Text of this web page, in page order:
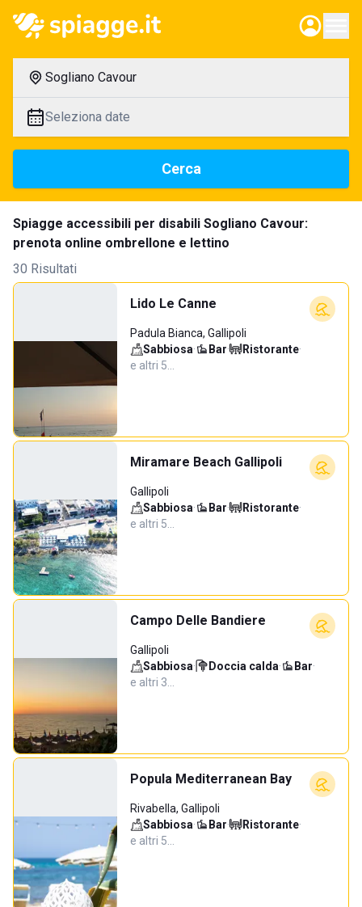
Sogliano Cavour
Seleziona date
Cerca
Spiagge accessibili per disabili Sogliano Cavour:
prenota online ombrellone e lettino
30 Risultati
Lido Le Canne
Padula Bianca, Gallipoli
Sabbiosa· Bar· Ristorante·
e altri 5…
Miramare Beach Gallipoli
Gallipoli
Sabbiosa· Bar· Ristorante·
e altri 5…
Campo Delle Bandiere
Gallipoli
Sabbiosa· Doccia calda· Bar·
e altri 3…
Popula Mediterranean Bay
Rivabella, Gallipoli
Sabbiosa· Bar· Ristorante·
e altri 5…